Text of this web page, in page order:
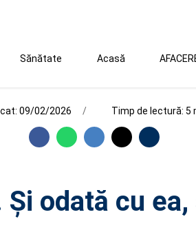
Sănătate Acasă
09/02/2026 Timp de lectură: 5
odată cu